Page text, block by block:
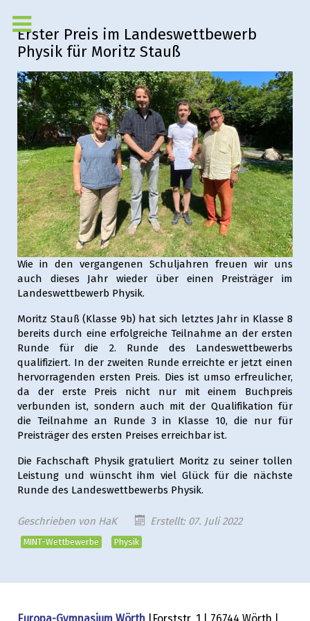
Erster Preis im Landeswettbewerb
Physik für Moritz Stauß
Wie in den vergangenen Schuljahren freuen wir uns
auch dieses Jahr wieder über einen Preisträger im
Landeswettbewerb Physik.
Moritz Stauß (Klasse 9b) hat sich letztes Jahr in Klasse 8
bereits durch eine erfolgreiche Teilnahme an der ersten
Runde für die 2. Runde des Landeswettbewerbs
qualifiziert. In der zweiten Runde erreichte er jetzt einen
hervorragenden ersten Preis. Dies ist umso erfreulicher,
da der erste Preis nicht nur mit einem Buchpreis
verbunden ist, sondern auch mit der Qualifikation für
die Teilnahme an Runde 3 in Klasse 10, die nur für
Preisträger des ersten Preises erreichbar ist.
Die Fachschaft Physik gratuliert Moritz zu seiner tollen
Leistung und wünscht ihm viel Glück für die nächste
Runde des Landeswettbewerbs Physik.
Geschrieben von HaK Erstellt: 07. Juli 2022
MINT-Wettbewerbe Physik